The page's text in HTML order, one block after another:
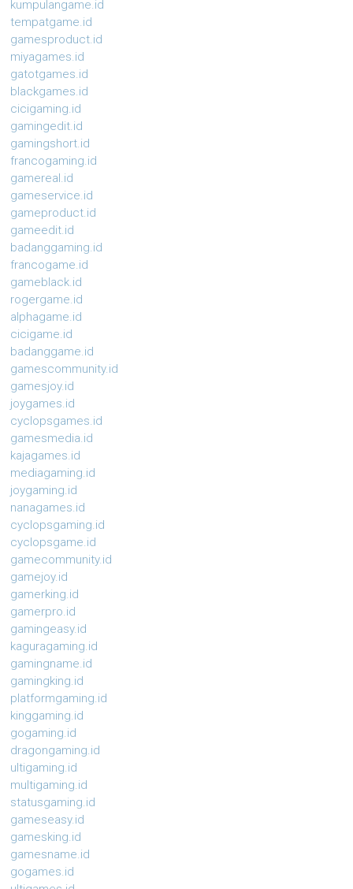
kumpulangame.id
tempatgame.id
gamesproduct.id
miyagames.id
gatotgames.id
blackgames.id
cicigaming.id
gamingedit.id
gamingshort.id
francogaming.id
gamereal.id
gameservice.id
gameproduct.id
gameedit.id
badanggaming.id
francogame.id
gameblack.id
rogergame.id
alphagame.id
cicigame.id
badanggame.id
gamescommunity.id
gamesjoy.id
joygames.id
cyclopsgames.id
gamesmedia.id
kajagames.id
mediagaming.id
joygaming.id
nanagames.id
cyclopsgaming.id
cyclopsgame.id
gamecommunity.id
gamejoy.id
gamerking.id
gamerpro.id
gamingeasy.id
kaguragaming.id
gamingname.id
gamingking.id
platformgaming.id
kinggaming.id
gogaming.id
dragongaming.id
ultigaming.id
multigaming.id
statusgaming.id
gameseasy.id
gamesking.id
gamesname.id
gogames.id